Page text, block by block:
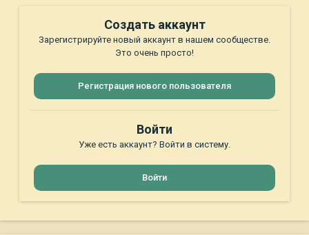
Создать аккаунт
Зарегистрируйте новый аккаунт в нашем сообществе.
Это очень просто!
Регистрация нового пользователя
Войти
Уже есть аккаунт? Войти в систему.
Войти